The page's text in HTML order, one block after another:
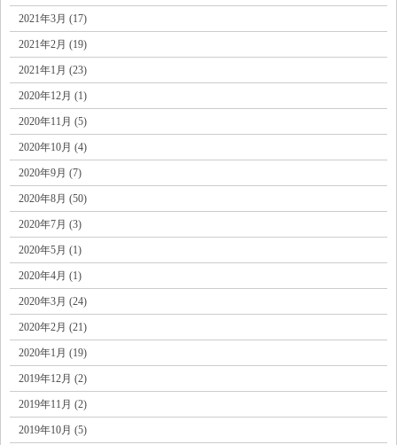
2021年3月 (17)
2021年2月 (19)
2021年1月 (23)
2020年12月 (1)
2020年11月 (5)
2020年10月 (4)
2020年9月 (7)
2020年8月 (50)
2020年7月 (3)
2020年5月 (1)
2020年4月 (1)
2020年3月 (24)
2020年2月 (21)
2020年1月 (19)
2019年12月 (2)
2019年11月 (2)
2019年10月 (5)